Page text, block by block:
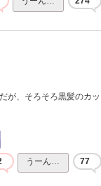
が、そろそろ黒髪のカ
うーん… 77